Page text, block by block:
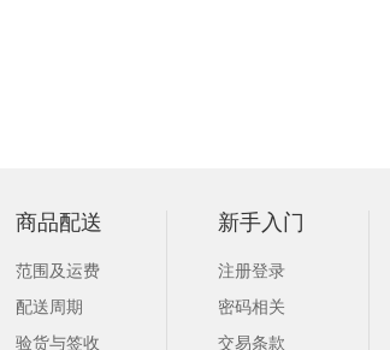
商品配送
范围及运费
配送周期
验货与签收
新手入门
注册登录
密码相关
交易条款